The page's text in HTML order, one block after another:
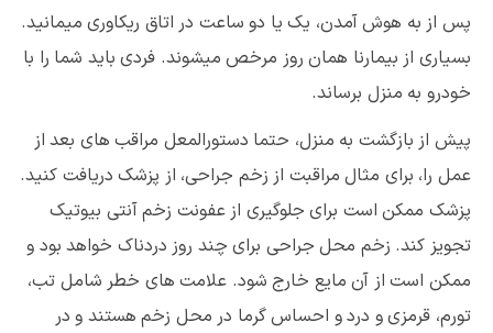
پس از به هوش آمدن، یک یا دو ساعت در اتاق ریکاوری میمانید.
بسیاری از بیمارنا همان روز مرخص میشوند. فردی باید شما را با
خودرو به منزل برساند.
پیش از بازگشت به منزل، حتما دستورالمعل مراقب های بعد از
عمل را، برای مثال مراقبت از زخم جراحی، از پزشک دریافت کنید.
پزشک ممکن است برای جلوگیری از عفونت زخم آنتی بیوتیک
تجویز کند. زخم محل جراحی برای چند روز دردناک خواهد بود و
ممکن است از آن مایع خارج شود. علامت های خطر شامل تب،
تورم، قرمزی و درد و احساس گرما در محل زخم هستند و در